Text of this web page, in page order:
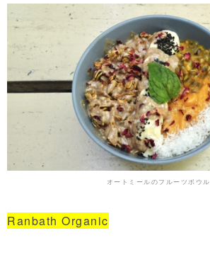
オートミールのフルーツボウル
Ranbath Organic